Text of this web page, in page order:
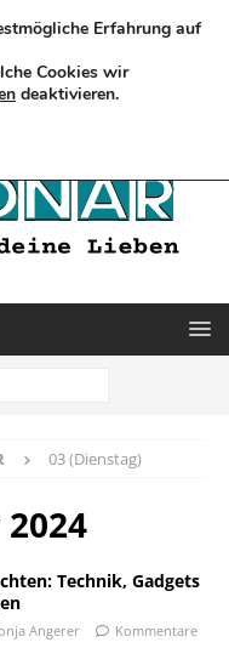
03 (Dienstag)
Technik, Gadgets
Angerer
Kommentare
Erfahrung auf
Cookies wir
deaktivieren.